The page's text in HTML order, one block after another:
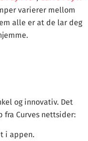
varierer mellom
alle er at de lar deg
og innovativ. Det
Curves nettsider:
i appen.